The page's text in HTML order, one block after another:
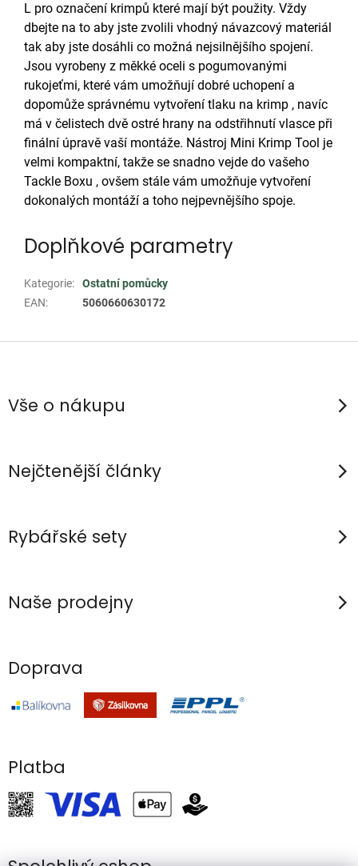
L pro označení krimpů které mají být použity. Vždy
dbejte na to aby jste zvolili vhodný návazcový materiál
tak aby jste dosáhli co možná nejsilnějšího spojení.
Jsou vyrobeny z měkké oceli s pogumovanými
rukojeťmi, které vám umožňují dobré uchopení a
dopomůže správnému vytvoření tlaku na krimp , navíc
má v čelistech dvě ostré hrany na odstřihnutí vlasce při
finální úpravě vaší montáže. Nástroj Mini Krimp Tool je
velmi kompaktní, takže se snadno vejde do vašeho
Tackle Boxu , ovšem stále vám umožňuje vytvoření
dokonalých montáží a toho nejpevnějšího spoje.
Doplňkové parametry
Kategorie:
Ostatní pomůcky
EAN: 5060660630172
Z
pVše o nákupu
Nejčtenější články
Rybářské sety
Naše prodejny
Doprava
Platba